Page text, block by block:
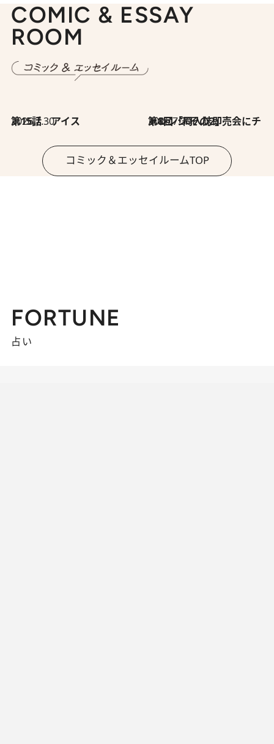
COMIC & ESSAY
ROOM
2026.7.30
第15話 アイス 2026.7.30
第8回「同人誌即売会にチャレンジ その2」
コミック＆エッセイルームTOP
FORTUNE
占い